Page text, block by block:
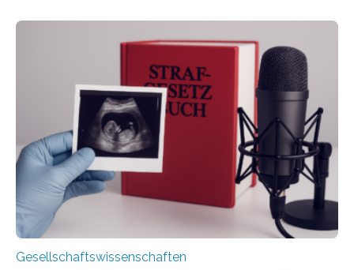
Gesellschaftswissenschaften